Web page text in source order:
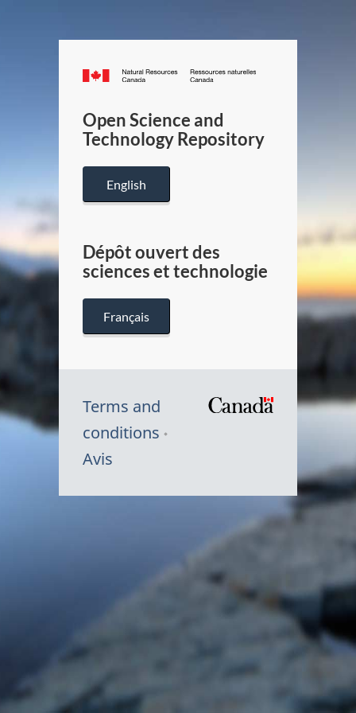
Canada.ca
/
Canada
Open Science and
Technology Repository
English
Dépôt ouvert des
sciences et technologie
Français
Terms and
conditions
Avis
du